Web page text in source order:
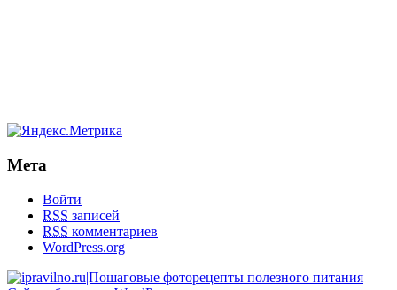
Мета
Войти
RSS записей
RSS комментариев
WordPress.org